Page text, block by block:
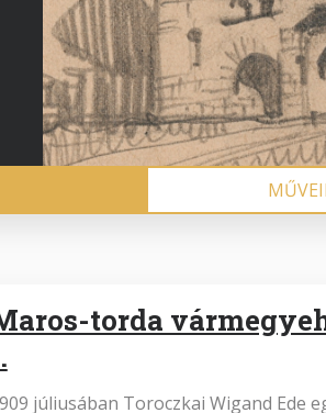
torda
júliusában Toroczkai Wigand Ede